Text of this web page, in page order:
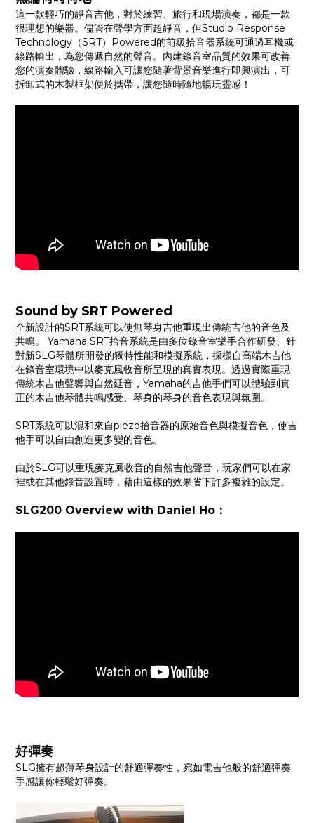
這一款輕巧的靜音吉他，對於練習、旅行和現場演奏，都是一款
很理想的樂器。儘管在聲學方面超靜音，但Studio Response
Technology（SRT）Powered的前級拾音器系統可通過耳機或
線路輸出，為您傳遞自然的聲音。內建錄音室品質的效果可改善
您的演奏體驗，線路輸入可讓您隨著背景音樂進行即興演出，可
拆卸式的木製框架便於攜帶，讓您隨時隨地暢玩靈感！
Sound by SRT Powered
全新設計的SRT系統可以使無琴身吉他重現出傳統吉他的音色及
共鳴。 Yamaha SRT拾音系統是由多位錄音室樂手合作研發、針
對新SLG琴體所開發的獨特性能和模擬系統，採樣自高端木吉他
在錄音室環境中以麥克風收音所呈現的真實表現。透過實際重現
傳統木吉他聲響與自然延音，Yamaha的吉他手們可以體驗到真
正的木吉他琴體共鳴感受、琴身的琴身的音色表現與氛圍。
SRT系統可以混和來自piezo拾音器的原始音色與模擬音色，使吉
他手可以自由創造更多變的音色。
由於SLG可以重現麥克風收音的自然吉他聲音，玩家們可以在家
裡或在其他錄音設置時，藉由這樣的效果省下許多複雜的設定。
SLG200 Overview with Daniel Ho：
好彈奏
SLG擁有超薄琴身設計的舒適彈奏性，宛如電吉他般的舒適彈奏
手感讓你輕鬆好彈奏。